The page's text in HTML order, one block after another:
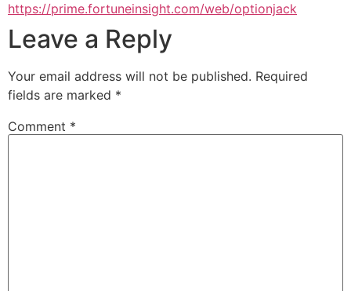
https://prime.fortuneinsight.com/web/optionjack
Leave a Reply
Your email address will not be published. Required
fields are marked *
Comment *